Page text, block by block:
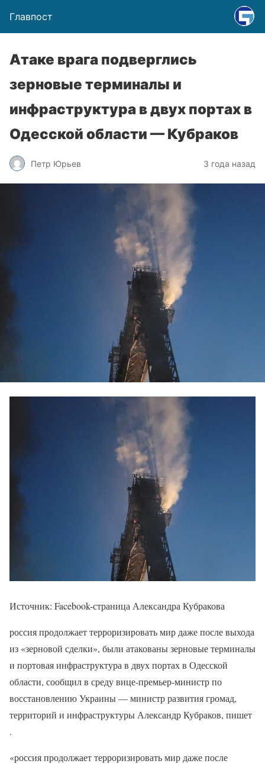
Главпост
Атаке врага подверглись
зерновые терминалы и
инфраструктура в двух портах в
Одесской области — Кубраков
Петр Юрьев 3 года назад
Источник: Facebook-страница Александра Кубракова
россия продолжает терроризировать мир даже после выхода
из «зерновой сделки», были атакованы зерновые терминалы
и портовая инфраструктура в двух портах в Одесской
области, сообщил в среду вице-премьер-министр по
восстановлению Украины — министр развития громад,
территорий и инфраструктуры Александр Кубраков, пишет
.
«россия продолжает терроризировать мир даже после